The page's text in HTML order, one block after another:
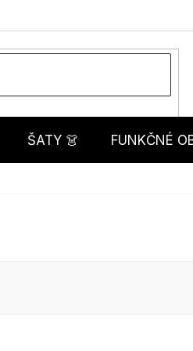
ŠATY 👗 FUNKČNÉ